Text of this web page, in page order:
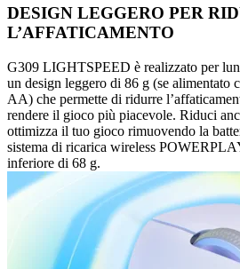
DESIGN LEGGERO PER
L’AFFATICAMENTO
G309 LIGHTSPEED è realizzato per
un design leggero di 86 g (se alimentato
AA) che permette di ridurre
rendere il gioco più piacevole. Riduci
ottimizza il tuo gioco rimuovendo la
sistema di ricarica wireless
inferiore di 68 g.